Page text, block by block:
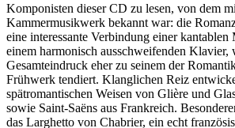
Komponisten dieser CD zu lesen, von dem
Kammermusikwerk bekannt war: die
eine interessante Verbindung einer
einem harmonisch ausschweifenden Klavier,
Gesamteindruck eher zu seinem der
Frühwerk tendiert. Klanglichen Reiz
spätromantischen Weisen von Glière und
sowie Saint-Saëns aus Frankreich.
das Larghetto von Chabrier, ein echt